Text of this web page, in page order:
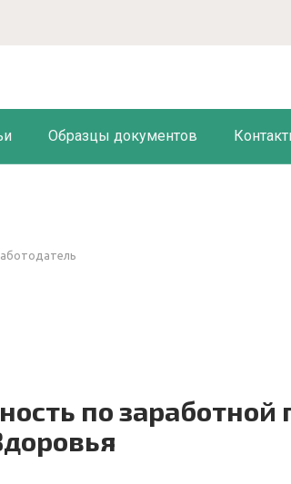
Образцы документов
по заработной